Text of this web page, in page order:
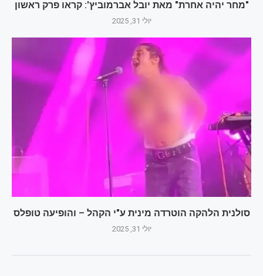
"מחר יהיה אחרת" מאת יובל אברמוביץ': קראו פרק ראשון
יולי 31, 2025
סולנית הלהקה הוטרדה מינית ע"י הקהל – והופיעה טופלס
יולי 31, 2025